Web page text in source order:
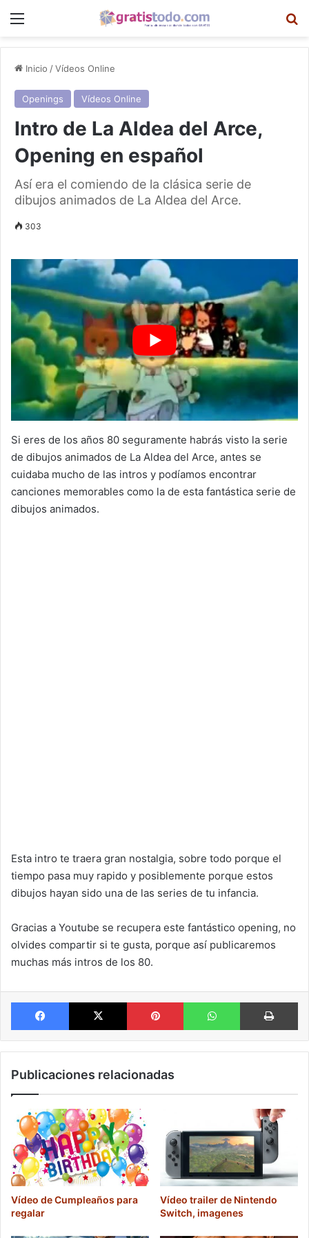
Menú
Inicio /Vídeos Online
Openings Vídeos Online
Intro de La Aldea del Arce,
Opening en español
Así era el comiendo de la clásica serie de
dibujos animados de La Aldea del Arce.
303
Si eres de los años 80 seguramente habrás visto la serie
de dibujos animados de La Aldea del Arce, antes se
cuidaba mucho de las intros y podíamos encontrar
canciones memorables como la de esta fantástica serie de
dibujos animados.
Esta intro te traera gran nostalgia, sobre todo porque el
tiempo pasa muy rapido y posiblemente porque estos
dibujos hayan sido una de las series de tu infancia.
Gracias a Youtube se recupera este fantástico opening, no
olvides compartir si te gusta, porque así publicaremos
muchas más intros de los 80.
Facebook X Pinterest WhatsApp
Publicaciones relacionadas
Vídeo de Cumpleaños para
regalar
Vídeo trailer de Nintendo
Switch, imagenes